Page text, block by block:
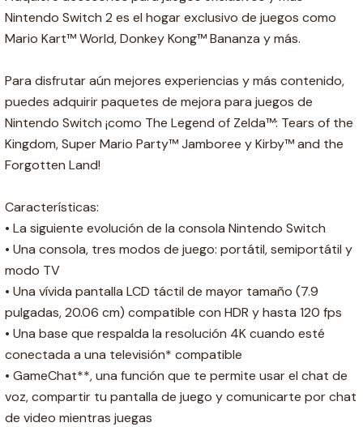
Nintendo Switch 2 es el hogar exclusivo de juegos como
Mario Kart™ World, Donkey Kong™ Bananza y más.
Para disfrutar aún mejores experiencias y más contenido,
puedes adquirir paquetes de mejora para juegos de
Nintendo Switch ¡como The Legend of Zelda™: Tears of the
Kingdom, Super Mario Party™ Jamboree y Kirby™ and the
Forgotten Land!
Características:
• La siguiente evolución de la consola Nintendo Switch
• Una consola, tres modos de juego: portátil, semiportátil y
modo TV
• Una vívida pantalla LCD táctil de mayor tamaño (7.9
pulgadas, 20.06 cm) compatible con HDR y hasta 120 fps
• Una base que respalda la resolución 4K cuando esté
conectada a una televisión* compatible
• GameChat**, una función que te permite usar el chat de
voz, compartir tu pantalla de juego y comunicarte por chat
de video mientras juegas